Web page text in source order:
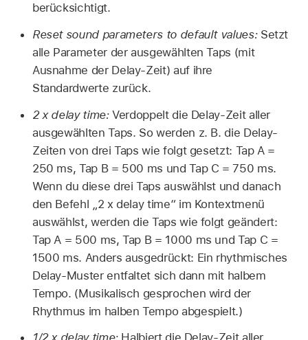
berücksichtigt.
Reset sound parameters to default values: Setzt
alle Parameter der ausgewählten Taps (mit
Ausnahme der Delay-Zeit) auf ihre
Standardwerte zurück.
2 x delay time:Verdoppelt die Delay-Zeit aller
ausgewählten Taps. So werden z. B. die Delay-
Zeiten von drei Taps wie folgt gesetzt: Tap A =
250 ms, Tap B = 500 ms und Tap C = 750 ms.
Wenn du diese drei Taps auswählst und danach
den Befehl „2 x delay time“ im Kontextmenü
auswählst, werden die Taps wie folgt geändert:
Tap A = 500 ms, Tap B = 1000 ms und Tap C =
1500 ms. Anders ausgedrückt: Ein rhythmisches
Delay-Muster entfaltet sich dann mit halbem
Tempo. (Musikalisch gesprochen wird der
Rhythmus im halben Tempo abgespielt.)